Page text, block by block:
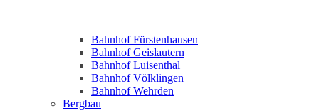
Bahnhof Fürstenhausen
Bahnhof Geislautern
Bahnhof Luisenthal
Bahnhof Völklingen
Bahnhof Wehrden
Bergbau